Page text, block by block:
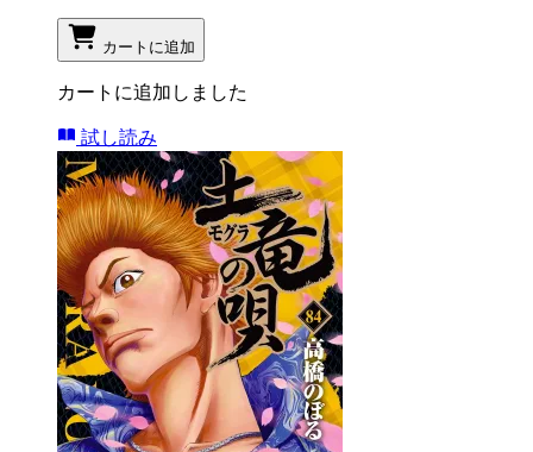
カートに追加
カートに追加しました
試し読み